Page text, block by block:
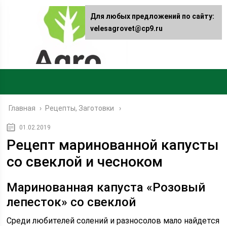
Главная › Рецепты, Заготовки
01.02.2019
Рецепт маринованной капусты
со свеклой и чесноком
Маринованная капуста «Розовый
лепесток» со свеклой
Среди любителей солений и разносолов мало найдется
Для любых предложений по сайту:
velesagrovet@cp9.ru